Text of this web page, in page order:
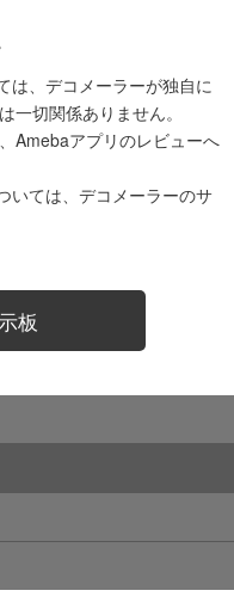
は、デコメーラーが独自に
一切関係ありません。
Amebaアプリのレビューへ
いては、デコメーラーのサ
板